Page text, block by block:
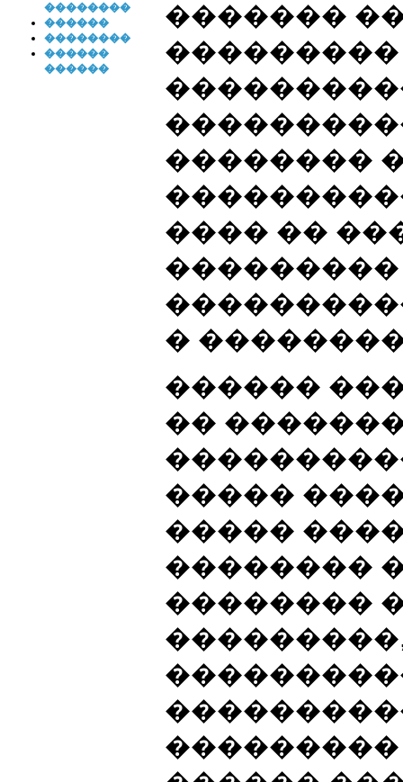
��������
������
��������
������
������
�������
��������
���� ��
�
������
��
�����
�����
��������
��������
���������